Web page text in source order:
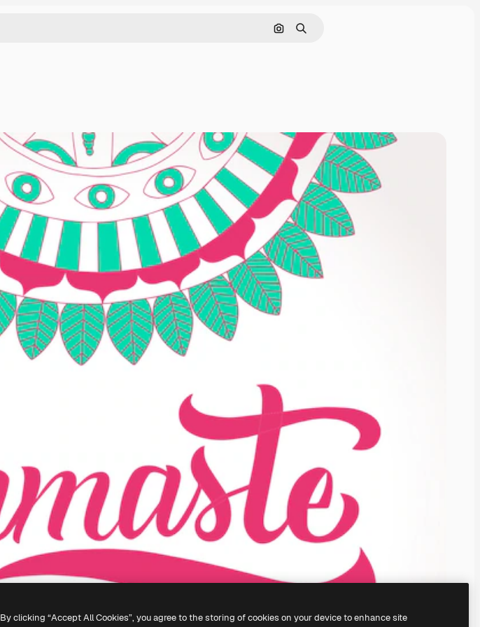
Cerca per immagine
Ricerca
By clicking “Accept All Cookies”, you agree to the storing of cookies on your device to enhance site